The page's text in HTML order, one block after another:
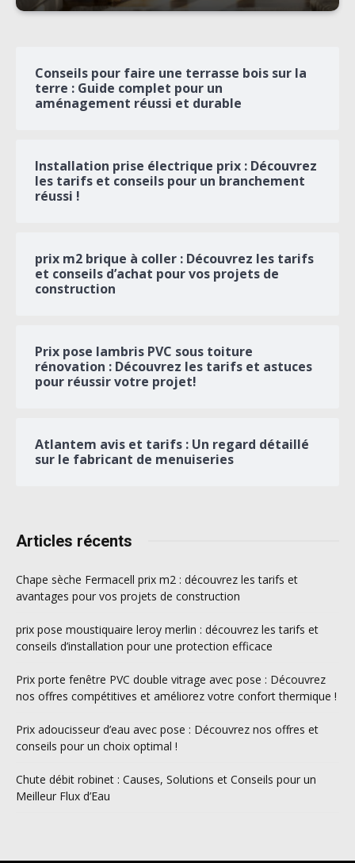
Conseils pour faire une terrasse bois sur la
terre : Guide complet pour un
aménagement réussi et durable
Installation prise électrique prix : Découvrez
les tarifs et conseils pour un branchement
réussi !
prix m2 brique à coller : Découvrez les tarifs
et conseils d’achat pour vos projets de
construction
Prix pose lambris PVC sous toiture
rénovation : Découvrez les tarifs et astuces
pour réussir votre projet!
Atlantem avis et tarifs : Un regard détaillé
sur le fabricant de menuiseries
Articles récents
Chape sèche Fermacell prix m2 : découvrez les tarifs et
avantages pour vos projets de construction
prix pose moustiquaire leroy merlin : découvrez les tarifs et
conseils d’installation pour une protection efficace
Prix porte fenêtre PVC double vitrage avec pose : Découvrez
nos offres compétitives et améliorez votre confort thermique !
Prix adoucisseur d’eau avec pose : Découvrez nos offres et
conseils pour un choix optimal !
Chute débit robinet : Causes, Solutions et Conseils pour un
Meilleur Flux d’Eau